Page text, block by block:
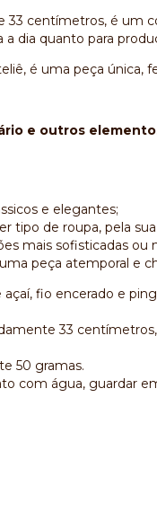
33 centímetros, é um
a dia quanto para
é uma peça única,
e outros
e elegantes;
tipo de roupa, pela
mais sofisticadas ou
peça atemporal e
açaí, fio encerado e
33
50 gramas.
com água, guardar